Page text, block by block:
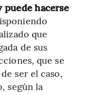
puede hacerse
que
de sus
que se
ser el caso,
según la